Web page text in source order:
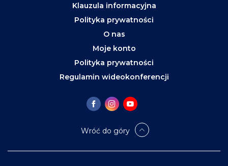
Klauzula informacyjna
Polityka prywatności
O nas
Moje konto
Polityka prywatności
Regulamin wideokonferencji
Wróć do góry